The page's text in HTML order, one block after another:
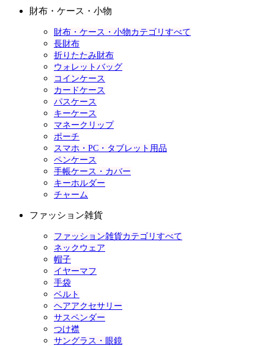
財布・ケース・小物
財布・ケース・小物カテゴリすべて
長財布
折りたたみ財布
ウォレットバッグ
コインケース
カードケース
パスケース
キーケース
マネークリップ
ポーチ
スマホ・PC・タブレット用品
ペンケース
手帳ケース・カバー
キーホルダー
チャーム
ファッション雑貨
ファッション雑貨カテゴリすべて
ネックウェア
帽子
イヤーマフ
手袋
ベルト
ヘアアクセサリー
サスペンダー
つけ襟
サングラス・眼鏡